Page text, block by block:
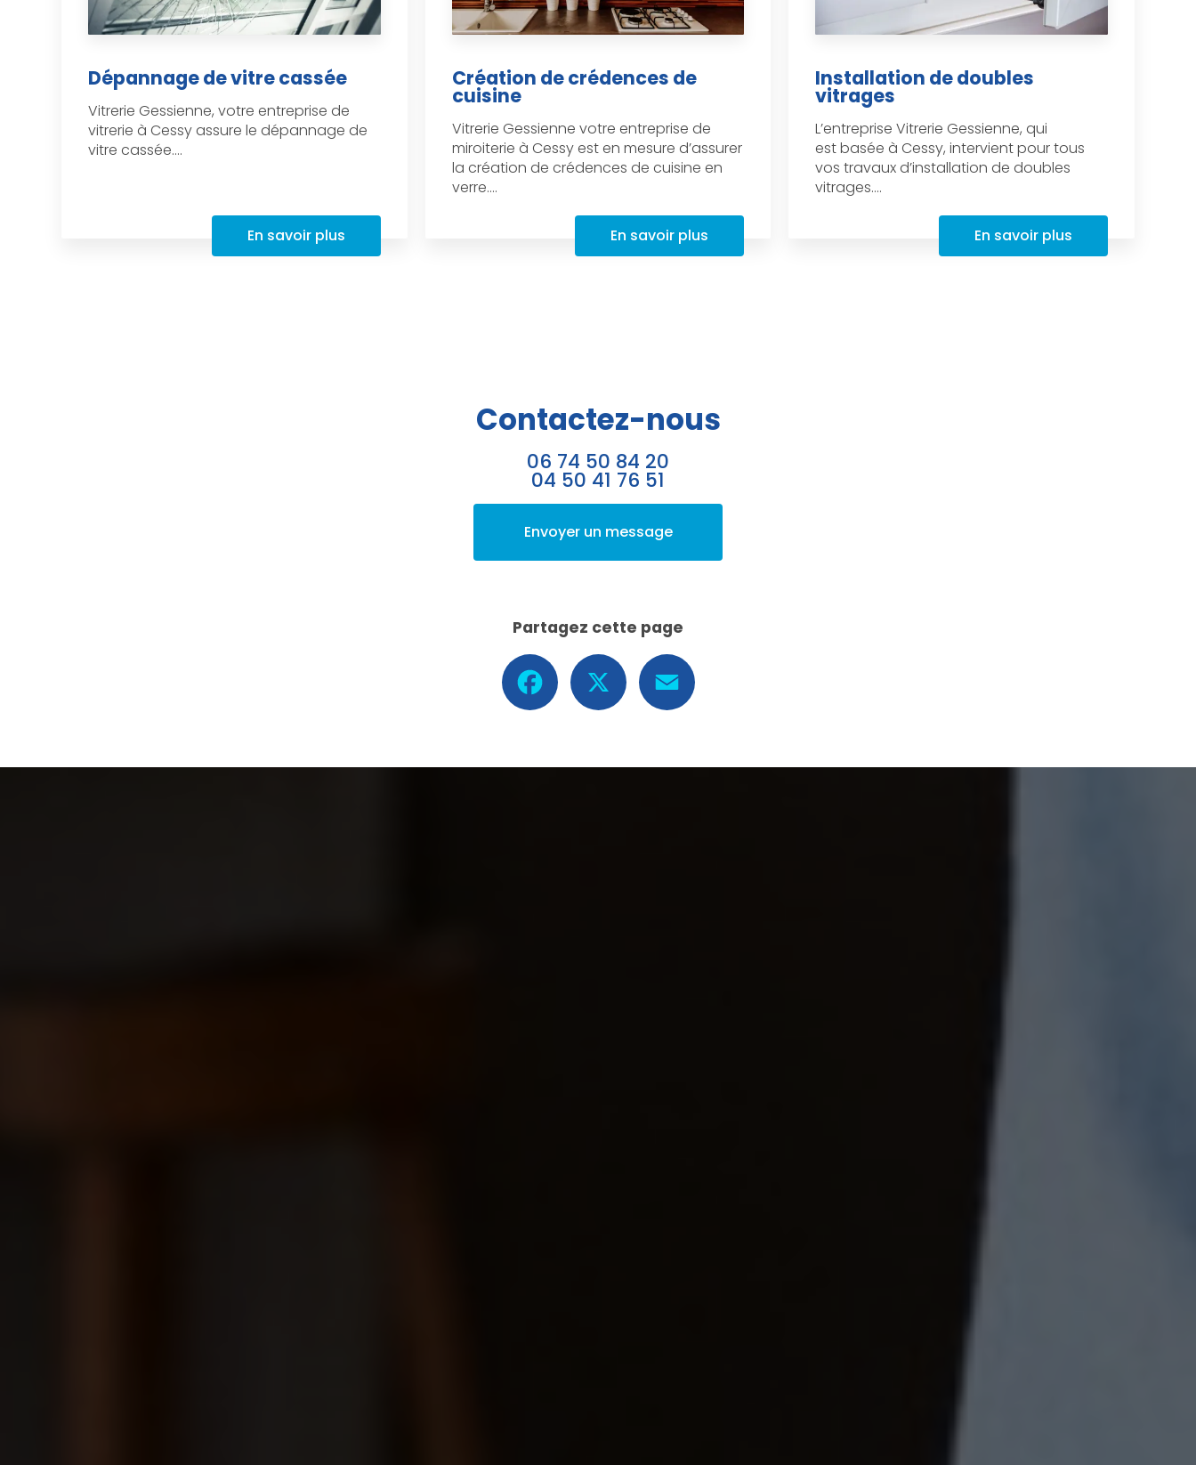
Dépannage de vitre cassée
Vitrerie Gessienne, votre entreprise de
vitrerie à Cessy assure le dépannage de
vitre cassée....
En savoir plus
Création de crédences de
cuisine
Vitrerie Gessienne votre entreprise de
miroiterie à Cessy est en mesure d’assurer
la création de crédences de cuisine en
verre....
En savoir plus
Installation de doubles
vitrages
L’entreprise Vitrerie Gessienne, qui
est basée à Cessy, intervient pour tous
vos travaux d’installation de doubles
vitrages....
En savoir plus
Contactez-nous
06 74 50 84 20
04 50 41 76 51
Envoyer un message
Partagez cette page
Facebook